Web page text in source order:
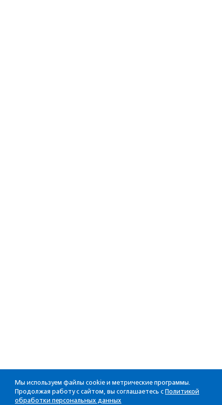
Мы используем файлы cookie и метрические программы.
Продолжая работу с сайтом, вы соглашаетесь с Политикой
обработки персональных данных